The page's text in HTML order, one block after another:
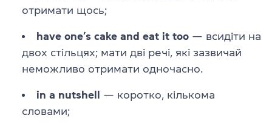
отримати щось;
have one’s cake and eat it too — всидіти на
двох стільцях; мати дві речі, які зазвичай
неможливо отримати одночасно.
in a nutshell
— коротко, кількома
словами;